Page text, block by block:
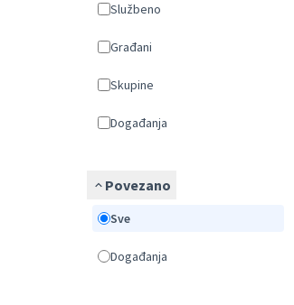
Službeno
Građani
Skupine
Događanja
Povezano
Sve
Događanja